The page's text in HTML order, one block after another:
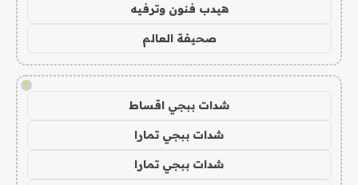
هيدب فنون وترفيه
صحيفة العالم
!
شدات ببجي اقساط
شدات ببجي تمارا
شدات ببجي تمارا